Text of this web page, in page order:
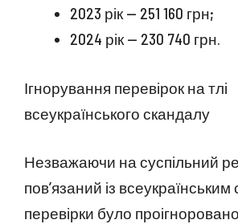
2023 рік — 251 160 грн;
2024 рік — 230 740 грн.
Ігнорування перевірок на тлі
всеукраїнського скандалу
Незважаючи на суспільний
пов’язаний із
перевірки було